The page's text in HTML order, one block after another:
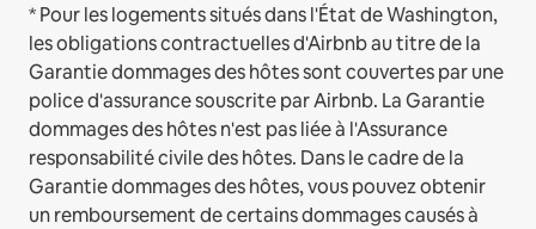
* Pour les logements situés dans l'État de Washington,
les obligations contractuelles d'Airbnb au titre de la
Garantie dommages des hôtes sont couvertes par une
police d'assurance souscrite par Airbnb. La Garantie
dommages des hôtes n'est pas liée à l'Assurance
responsabilité civile des hôtes. Dans le cadre de la
Garantie dommages des hôtes, vous pouvez obtenir
un remboursement de certains dommages causés à